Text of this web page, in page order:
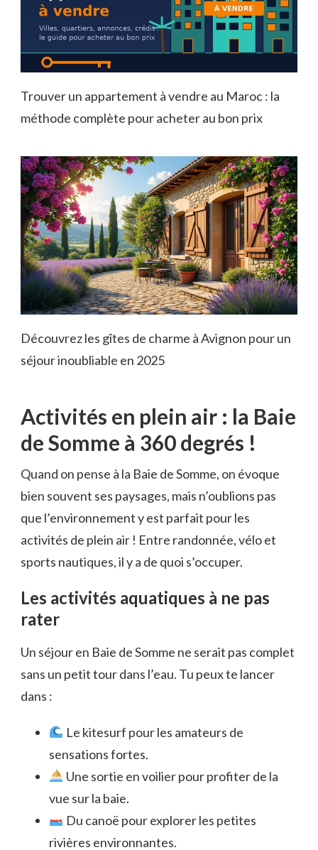
Trouver un appartement à vendre au Maroc : la
méthode complète pour acheter au bon prix
Découvrez les gîtes de charme à Avignon pour un
séjour inoubliable en 2025
Activités en plein air : la Baie
de Somme à 360 degrés !
Quand on pense à la Baie de Somme, on évoque
bien souvent ses paysages, mais n’oublions pas
que l’environnement y est parfait pour les
activités de plein air ! Entre randonnée, vélo et
sports nautiques, il y a de quoi s’occuper.
Les activités aquatiques à ne pas
rater
Un séjour en Baie de Somme ne serait pas complet
sans un petit tour dans l’eau. Tu peux te lancer
dans :
Le kitesurf pour les amateurs de
sensations fortes.
Une sortie en voilier pour profiter de la
vue sur la baie.
Du canoë pour explorer les petites
rivières environnantes.